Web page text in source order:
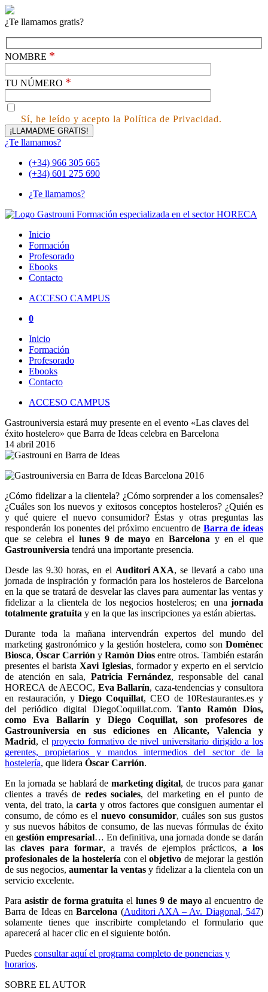
¿Te llamamos gratis?
NOMBRE *
TU NÚMERO *
Sí, he leído y acepto la Política de Privacidad.
¿Te llamamos?
(+34) 966 305 665
(+34) 601 275 690
¿Te llamamos?
Inicio
Formación
Profesorado
Ebooks
Contacto
ACCESO CAMPUS
0
Inicio
Formación
Profesorado
Ebooks
Contacto
ACCESO CAMPUS
Gastrouniversia estará muy presente en el evento «Las claves del
éxito hostelero» que Barra de Ideas celebra en Barcelona
14 abril 2016
¿Cómo fidelizar a la clientela? ¿Cómo sorprender a los comensales?
¿Cuáles son los nuevos y exitosos conceptos hosteleros? ¿Quién es
y qué quiere el nuevo consumidor? Éstas y otras preguntas las
responderán los ponentes del próximo encuentro de Barra de ideas
que se celebra el lunes 9 de mayo enBarcelona y en el que
Gastrouniversia tendrá una importante presencia.
Desde las 9.30 horas, en el Auditori AXA, se llevará a cabo una
jornada de inspiración y formación para los hosteleros de Barcelona
en la que se tratará de desvelar las claves para aumentar las ventas y
fidelizar a la clientela de los negocios hosteleros; en una jornada
totalmente gratuita y en la que las inscripciones ya están abiertas.
Durante toda la mañana intervendrán expertos del mundo del
marketing gastronómico y la gestión hostelera, como son Domènec
Biosca, Óscar Carrión y Ramón Dios entre otros. También estarán
presentes el barista Xavi Iglesias, formador y experto en el servicio
de atención en sala, Patricia Fernández, responsable del canal
HORECA de AECOC, Eva Ballarín, caza-tendencias y consultora
en restauración, yDiego Coquillat, CEO de 10Restaurantes.es y
del periódico digital DiegoCoquillat.com.Tanto Ramón Dios,
como Eva Ballarín y Diego Coquillat, son profesores de
Gastrouniversia en sus ediciones en Alicante, Valencia y
Madrid, elproyecto formativo de nivel universitario dirigido a los
gerentes, propietarios y mandos intermedios del sector de la
hostelería, que lidera Óscar Carrión.
En la jornada se hablará de marketing digital, de trucos para ganar
clientes a través de redes sociales, del marketing en el punto de
venta, del trato, lacarta y otros factores que consiguen aumentar el
consumo, de cómo es el nuevo consumidor, cuáles son sus gustos
y sus nuevos hábitos de consumo, de las nuevas fórmulas de éxito
en gestión empresarial… En definitiva, una jornada donde se darán
las claves para formar, a través de ejemplos prácticos, a los
profesionales de la hostelería con elobjetivo de mejorar la gestión
de sus negocios, aumentar la ventas y fidelizar a la clientela con un
servicio excelente.
Para asistir de forma gratuita ellunes 9 de mayoal encuentro de
Barra de Ideas enBarcelona (Auditori AXA – Av. Diagonal, 547)
solamente tienes que inscribirte completando el formulario que
aparecerá al hacer clic en el siguiente botón.
Puedes consultar aquí el programa completo de ponencias y
horarios.
SOBRE EL AUTOR